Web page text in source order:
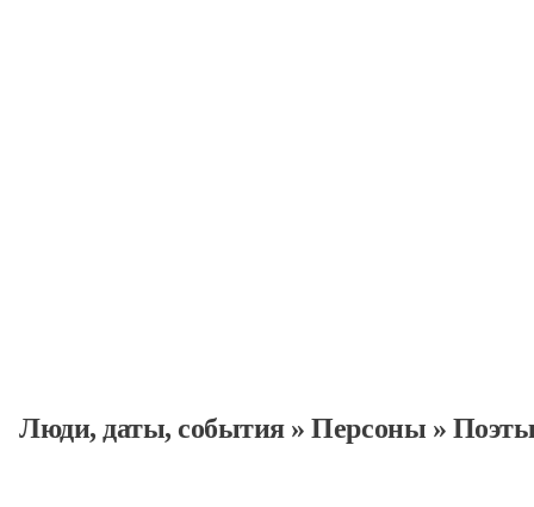
Люди, даты, cобытия»Персоны »